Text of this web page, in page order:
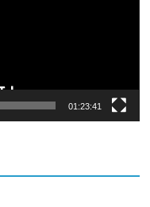
01:23:41